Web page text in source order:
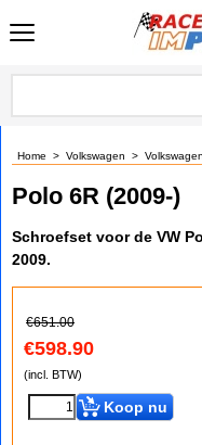
Home > Volkswagen >
Polo 6R (2009-)
Schroefset voor de VW
2009.
€651.00
€598.90
(incl. BTW)
Koop nu